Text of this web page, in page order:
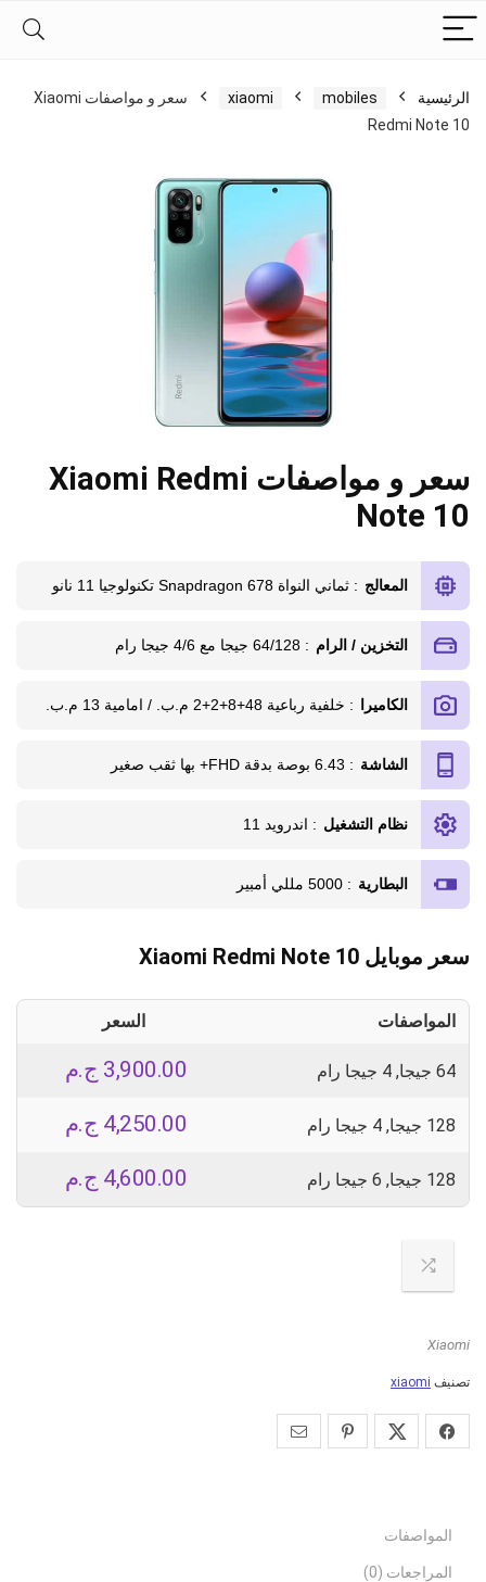
الرئيسية mobiles
xiaomi
سعر و مواصفات Xiaomi
Redmi Note 10
سعر و مواصفات Xiaomi Redmi
Note 10
المعالج : ثماني النواة Snapdragon 678 تكنولوجيا 11 نانو
التخزين / الرام : 64/128 جيجا مع 4/6 جيجا رام
الكاميرا : خلفية رباعية 48+8+2+2 م.ب. / امامية 13 م.ب.
الشاشة : 6.43 بوصة بدقة FHD+ بها ثقب صغير
نظام التشغيل : اندرويد 11
البطارية : 5000 مللي أمبير
سعر موبايل Xiaomi Redmi Note 10
المواصفات السعر
64 جيجا, 4 جيجا رام ج.م 3,900.00
128 جيجا, 4 جيجا رام ج.م 4,250.00
128 جيجا, 6 جيجا رام ج.م 4,600.00
Xiaomi
تصنيف xiaomi
المواصفات
المراجعات (0)